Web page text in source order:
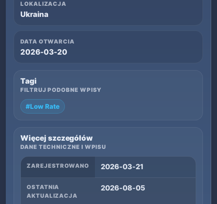
LOKALIZACJA
Ukraina
DATA OTWARCIA
2026-03-20
Tagi
FILTRUJ PODOBNE WPISY
#Low Rate
Więcej szczegółów
DANE TECHNICZNE I WPISU
ZAREJESTROWANO 2026-03-21
OSTATNIA
AKTUALIZACJA
2026-08-05